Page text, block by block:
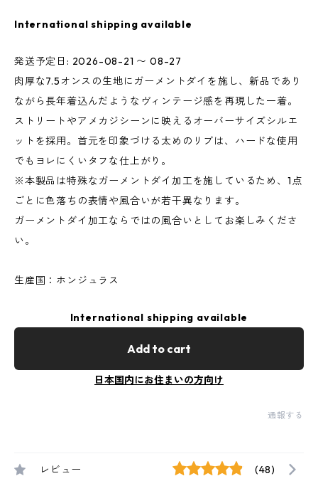
International shipping available
発送予定日: 2026-08-21 〜 08-27
肉厚な7.5オンスの生地にガーメントダイを施し、新品であり
ながら長年着込んだようなヴィンテージ感を再現した一着。
ストリートやアメカジシーンに映えるオーバーサイズシルエ
ットを採用。首元を印象づける太めのリブは、ハードな使用
でもヨレにくいタフな仕上がり。
※本製品は特殊なガーメントダイ加工を施しているため、1点
ごとに色落ちの表情や風合いが若干異なります。
ガーメントダイ加工ならではの風合いとしてお楽しみくださ
い。
生産国：ホンジュラス
International shipping available
Add to cart
日本国内にお住まいの方向け
通報する
レビュー (48)